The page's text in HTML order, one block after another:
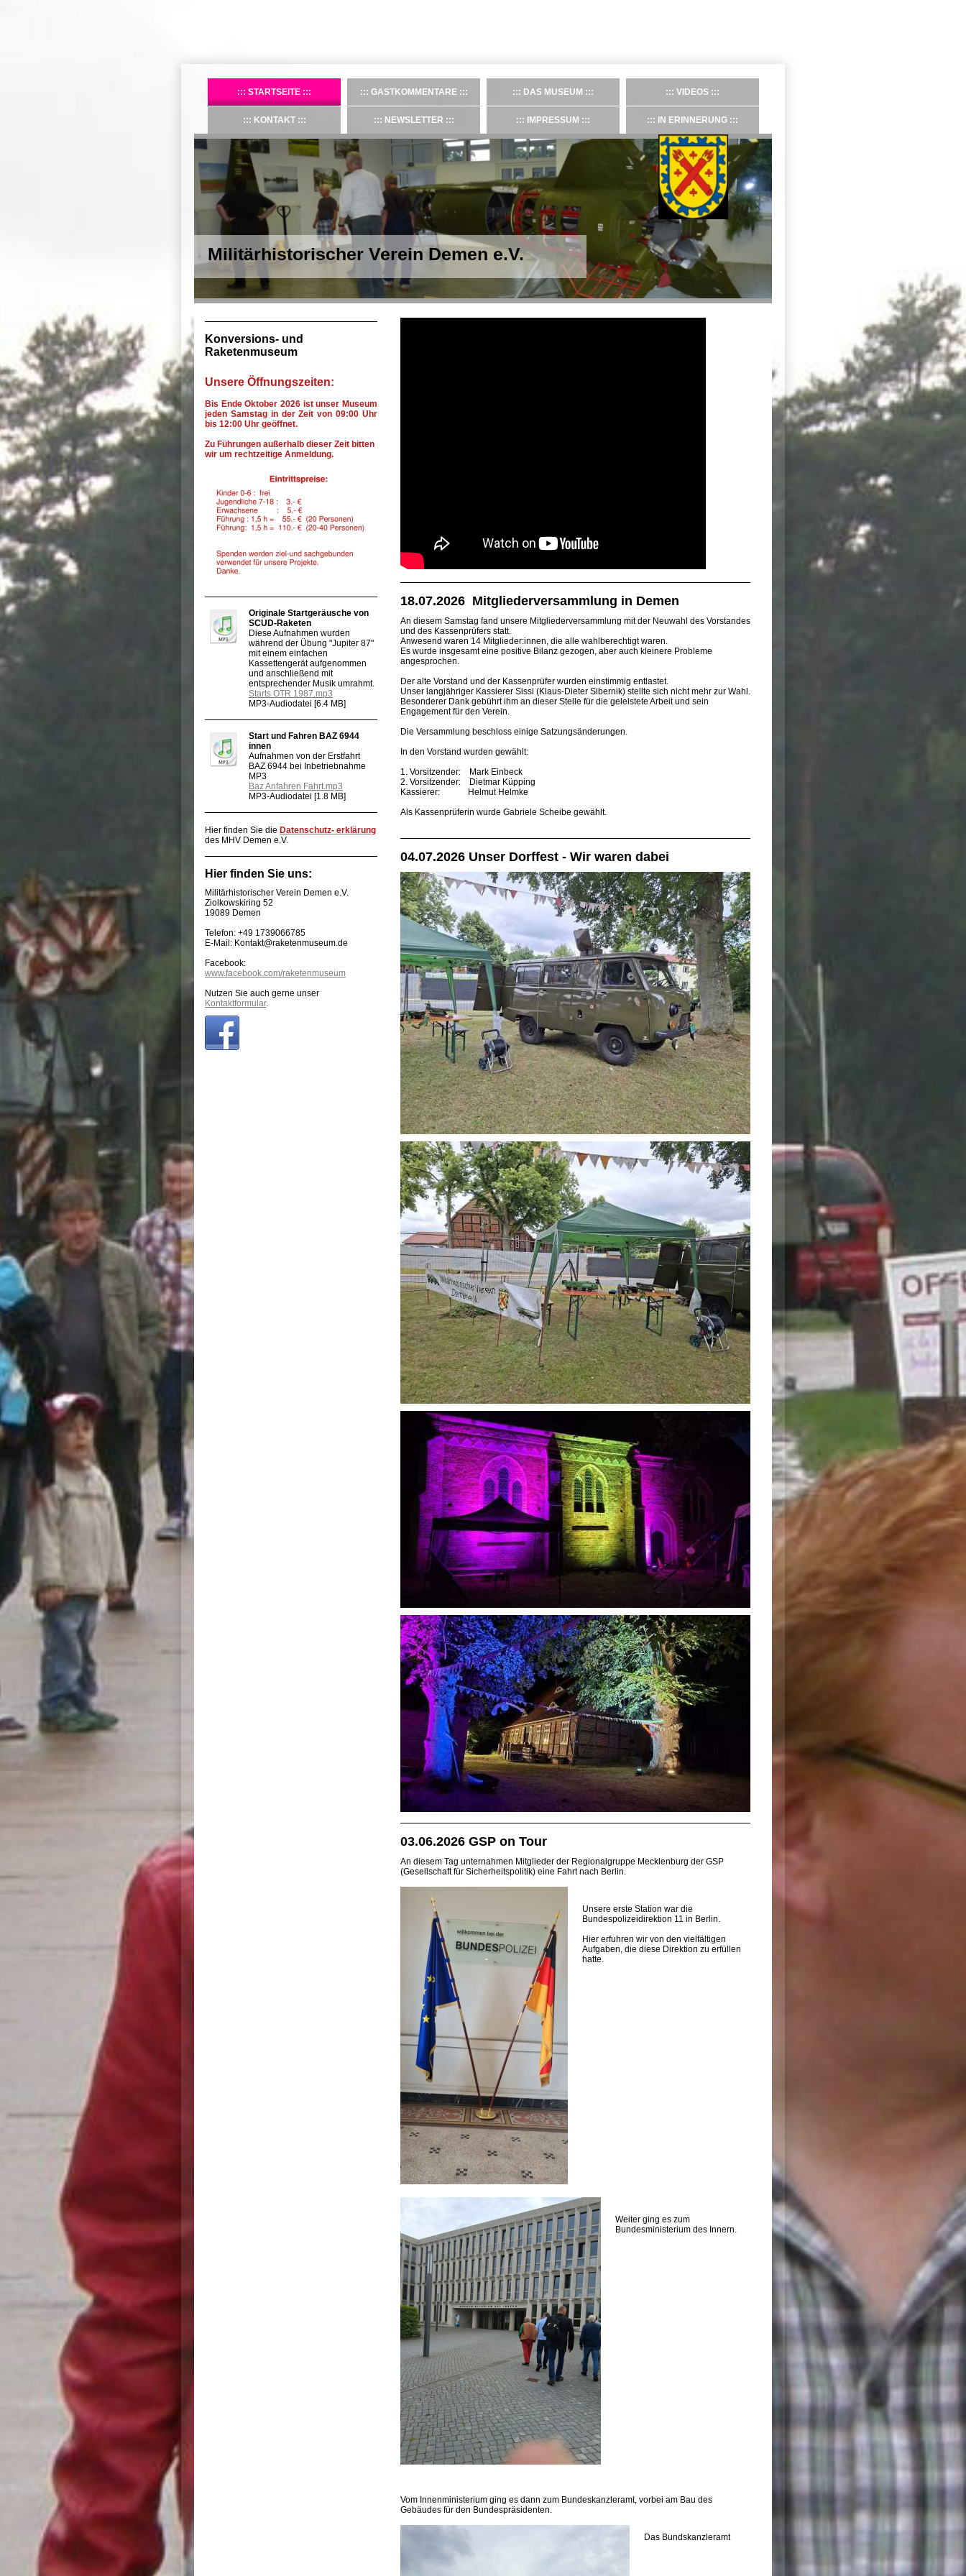
STARTSEITE GASTKOMMENTARE DAS MUSEUM VIDEOS
KONTAKT NEWSLETTER IMPRESSUM IN ERINNERUNG
Militärhistorischer Verein Demen e.V.
18.07.2026 Mitgliederversammlung in Demen
An diesem Samstag fand unsere Mitgliederversammlung mit der Neuwahl des Vorstandes
und des Kassenprüfers statt.
Anwesend waren 14 Mitglieder:innen, die alle wahlberechtigt waren.
Es wurde insgesamt eine positive Bilanz gezogen, aber auch kleinere Probleme
angesprochen.
Der alte Vorstand und der Kassenprüfer wurden einstimmig entlastet.
Unser langjähriger Kassierer Sissi (Klaus-Dieter Sibernik) stellte sich nicht mehr zur Wahl.
Besonderer Dank gebührt ihm an dieser Stelle für die geleistete Arbeit und sein
Engagement für den Verein.
Die Versammlung beschloss einige Satzungsänderungen.
In den Vorstand wurden gewählt:
1. Vorsitzender: Mark Einbeck
2. Vorsitzender: Dietmar Küpping
Kassierer: Helmut Helmke
Als Kassenprüferin wurde Gabriele Scheibe gewählt.
04.07.2026 Unser Dorffest - Wir waren dabei
03.06.2026 GSP on Tour
An diesem Tag unternahmen Mitglieder der Regionalgruppe Mecklenburg der GSP
(Gesellschaft für Sicherheitspolitik) eine Fahrt nach Berlin.
Unsere erste Station war die
Bundespolizeidirektion 11 in Berlin.
Hier erfuhren wir von den vielfältigen
Aufgaben, die diese Direktion zu erfüllen
hatte.
Weiter ging es zum
Bundesministerium des Innern.
Vom Innenministerium ging es dann zum Bundeskanzleramt, vorbei am Bau des
Gebäudes für den Bundespräsidenten.
Das Bundskanzleramt
Konversions- und
Raketenmuseum
Unsere Öffnungszeiten:
Bis Ende Oktober 2026 ist unser Museum
jeden Samstag in der Zeit von 09:00 Uhr
bis 12:00 Uhr geöffnet.
Zu Führungen außerhalb dieser Zeit bitten
wir um rechtzeitige Anmeldung.
Originale Startgeräusche von
SCUD-Raketen
Diese Aufnahmen wurden
während der Übung "Jupiter 87"
mit einem einfachen
Kassettengerät aufgenommen
und anschließend mit
entsprechender Musik umrahmt.
Starts OTR 1987.mp3
MP3-Audiodatei [6.4 MB]
Start und Fahren BAZ 6944
innen
Aufnahmen von der Erstfahrt
BAZ 6944 bei Inbetriebnahme
MP3
Baz Anfahren Fahrt.mp3
MP3-Audiodatei [1.8 MB]
Hier finden Sie die Datenschutz- erklärung
des MHV Demen e.V.
Hier finden Sie uns:
Militärhistorischer Verein Demen e.V.
Ziolkowskiring 52
19089 Demen
Telefon: +49 1739066785
E-Mail: Kontakt@raketenmuseum.de
Facebook:
www.facebook.com/raketenmuseum
Nutzen Sie auch gerne unser
Kontaktformular.